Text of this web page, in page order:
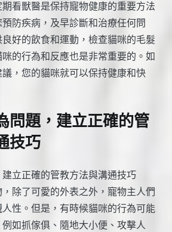
看獸醫是保持寵物健康的重要方法
防疾病，及早診斷和治療任何問
好的飲食和運動，檢查貓咪的毛髮
的行為和反應也是非常重要的。如
，您的貓咪就可以保持健康和快
問題，建立正確的管
技巧
立正確的管教方法與溝通技巧
除了可愛的外表之外，寵物主人們
性。但是，有時候貓咪的行為可能
如抓傢俱、隨地大小便、攻擊人